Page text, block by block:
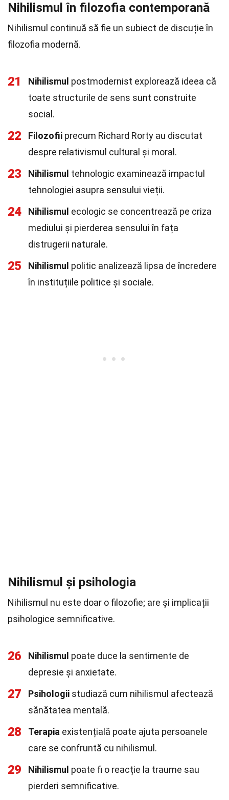
Nihilismul în filozofia contemporană
Nihilismul continuă să fie un subiect de discuție în
filozofia modernă.
21 Nihilismul postmodernist explorează ideea că
toate structurile de sens sunt construite
social.
22 Filozofii precum Richard Rorty au discutat
despre relativismul cultural și moral.
23 Nihilismul tehnologic examinează impactul
tehnologiei asupra sensului vieții.
24 Nihilismul ecologic se concentrează pe criza
mediului și pierderea sensului în fața
distrugerii naturale.
25 Nihilismul politic analizează lipsa de încredere
în instituțiile politice și sociale.
Nihilismul și psihologia
Nihilismul nu este doar o filozofie; are și implicații
psihologice semnificative.
26 Nihilismul poate duce la sentimente de
depresie și anxietate.
27 Psihologii studiază cum nihilismul afectează
sănătatea mentală.
28 Terapia existențială poate ajuta persoanele
care se confruntă cu nihilismul.
29 Nihilismul poate fi o reacție la traume sau
pierderi semnificative.